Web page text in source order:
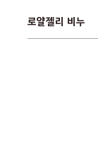
로얄젤리 비누